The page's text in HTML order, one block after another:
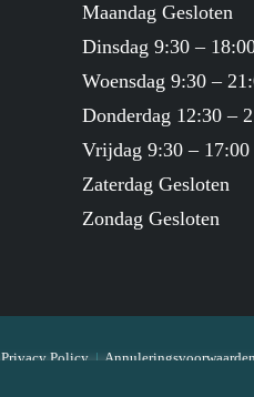
Maandag Gesloten
Dinsdag 9:30 –
Woensdag 9:30 –
Donderdag 12:30 –
Vrijdag 9:30 – 17:00
Zaterdag Gesloten
Zondag Gesloten
Privacy Policy | Annuleringsvoorwaarden